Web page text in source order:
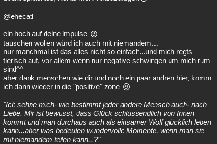
@ehecatl
ein hoch auf deine impulse
tauschen wollen würd ich auch mit niemandem....
nur manchmal ist das alles nicht so einfach...und mich regts
tierisch auf, vor allem wenn nur negative schwingen um mich rum
sind^^
aber dank menschen wie dir und noch ein paar andren hier, komm
ich dann wieder in die "positive" zone
"Ich sehne mich- wie bestimmt jeder andere Mensch auch- nach
Liebe. Mir ist bewusst, dass Glück schlussendlich von Innen
kommt und man durchaus auch als einsamer Wolf glücklich leben
kann...aber was bedeuten wundervolle Momente, wenn man sie
mit niemandem teilen kann...?"